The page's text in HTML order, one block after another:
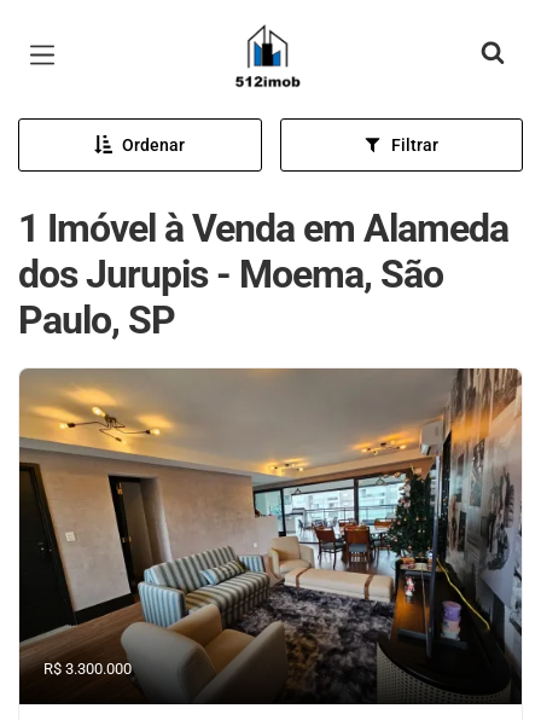
Página inicial
Ordenar Filtrar
1 Imóvel à Venda em Alameda
dos Jurupis - Moema, São
Paulo, SP
R$ 3.300.000